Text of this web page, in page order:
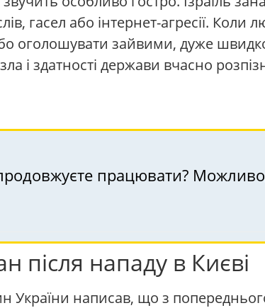
гасел або інтернет-агресії.
оголошувати зайвими, дуже
і здатності держави вчасно
продовжуєте працювати?
нападу в Києві
України написав, що з